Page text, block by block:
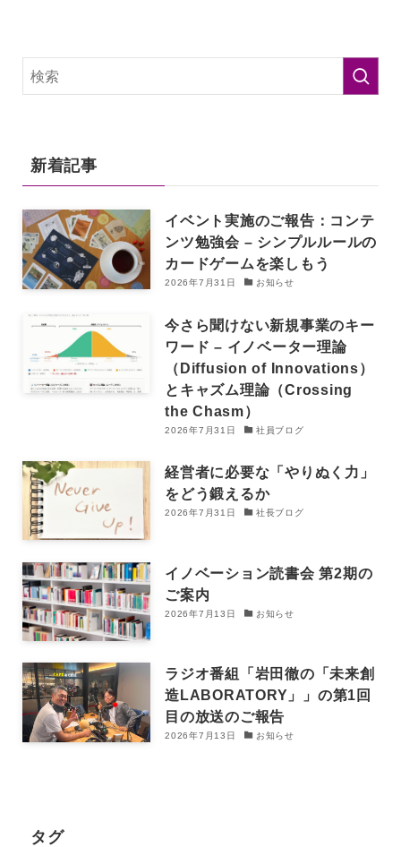
新着記事
イベント実施のご報告：コンテ
ンツ勉強会 – シンプルルールの
カードゲームを楽しもう
2026年7月31日 お知らせ
今さら聞けない新規事業のキー
ワード – イノベーター理論
（Diffusion of Innovations）
とキャズム理論（Crossing
the Chasm）
2026年7月31日 社員ブログ
経営者に必要な「やりぬく力」
をどう鍛えるか
2026年7月31日 社長ブログ
イノベーション読書会 第2期の
ご案内
2026年7月13日 お知らせ
ラジオ番組「岩田徹の「未来創
造LABORATORY」」の第1回
目の放送のご報告
2026年7月13日 お知らせ
タグ